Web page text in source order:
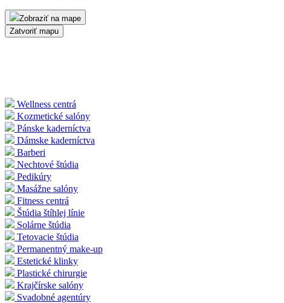
Zobraziť na mape
Zatvoriť mapu
Wellness centrá
Kozmetické salóny
Pánske kaderníctva
Dámske kaderníctva
Barberi
Nechtové štúdia
Pedikúry
Masážne salóny
Fitness centrá
Štúdia štíhlej línie
Solárne štúdia
Tetovacie štúdia
Permanentný make-up
Estetické klinky
Plastické chirurgie
Krajčírske salóny
Svadobné agentúry